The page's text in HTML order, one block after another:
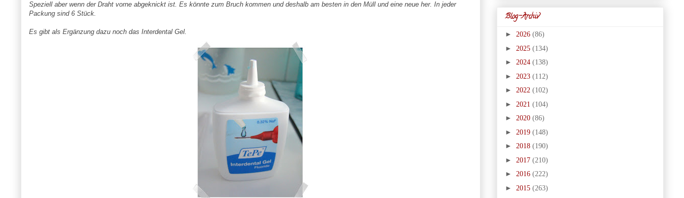
Speziell aber wenn der Draht vorne abgeknickt ist. Es könnte zum Bruch kommen und deshalb am besten in den Müll und eine neue her. In jeder
Packung sind 6 Stück.
Es gibt als Ergänzung dazu noch das Interdental Gel.
Blog-Archiv
► 2026 (86)
► 2025 (134)
► 2024 (138)
► 2023 (112)
► 2022 (102)
► 2021 (104)
► 2020 (86)
► 2019 (148)
► 2018 (190)
► 2017 (210)
► 2016 (222)
► 2015 (263)